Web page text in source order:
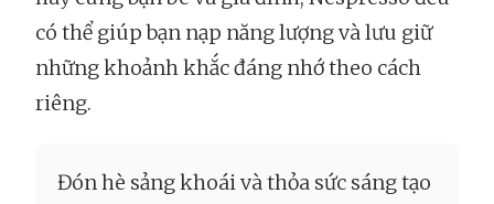
có thể giúp bạn nạp năng lượng và lưu giữ
những khoảnh khắc đáng nhớ theo cách
riêng.
Đón hè sảng khoái và thỏa sức sáng tạo